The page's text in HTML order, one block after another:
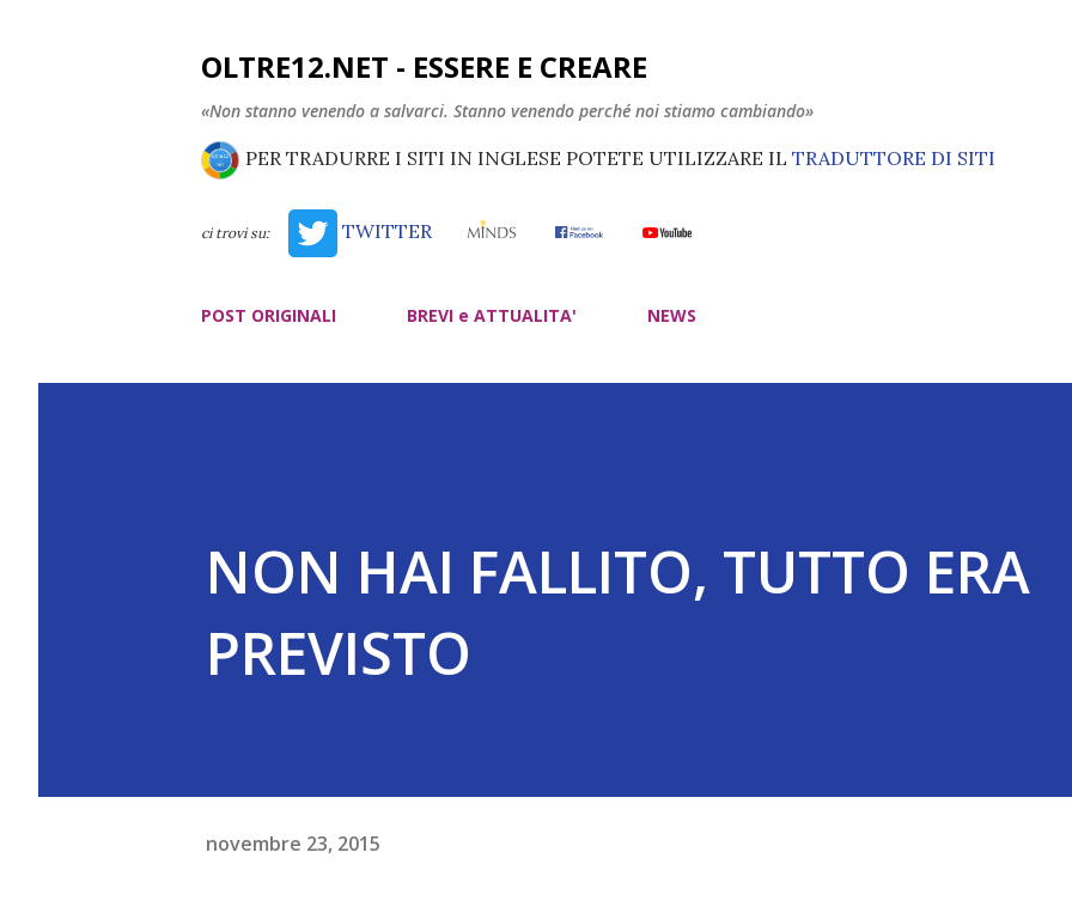
OLTRE12.NET - ESSERE E CREARE
«Non stanno venendo a salvarci. Stanno venendo perché noi stiamo cambiando»
PER TRADURRE I SITI IN INGLESE POTETE UTILIZZARE IL TRADUTTORE DI SITI
ci trovi su: TWITTER
POST ORIGINALI BREVI e ATTUALITA' NEWS
NON HAI FALLITO, TUTTO ERA
PREVISTO
novembre 23, 2015